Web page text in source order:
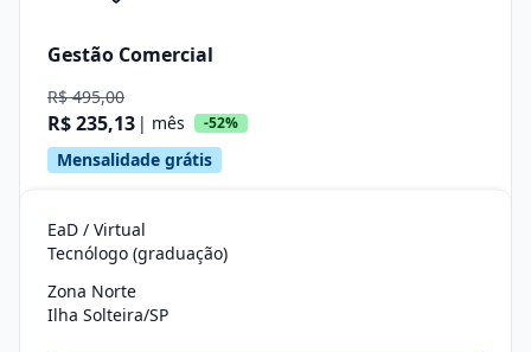
Gestão Comercial
R$ 495,00
R$ 235,13 | mês -52%
Mensalidade grátis
EaD / Virtual
Tecnólogo (graduação)
Zona Norte
Ilha Solteira/SP